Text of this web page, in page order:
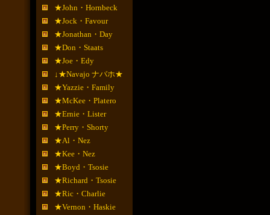
★John・Hornbeck
★Jock・Favour
★Jonathan・Day
★Don・Staats
★Joe・Edy
↓★Navajo ナバホ★
★Yazzie・Family
★McKee・Platero
★Ernie・Lister
★Perry・Shorty
★Al・Nez
★Kee・Nez
★Boyd・Tsosie
★Richard・Tsosie
★Ric・Charlie
★Vernon・Haskie